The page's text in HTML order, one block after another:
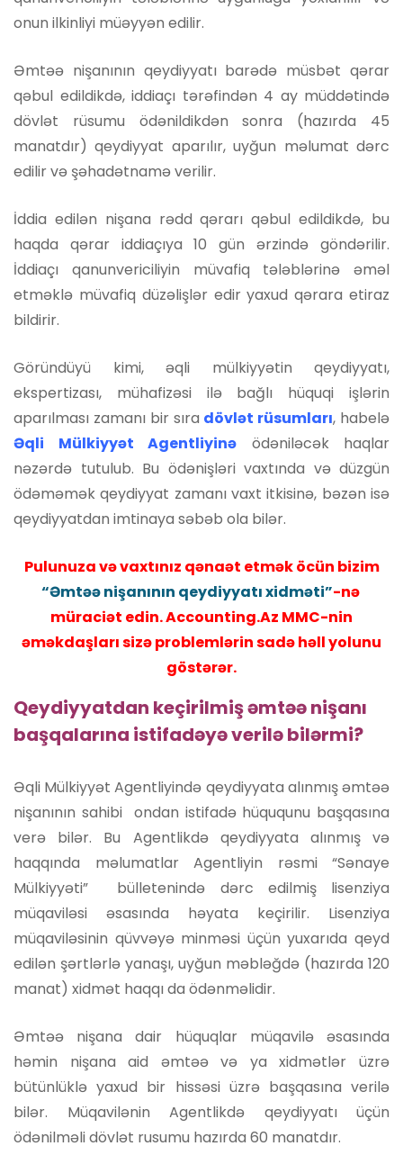
onun ilkinliyi müəyyən edilir.
Əmtəə nişanının qeydiyyatı barədə müsbət qərar
qəbul edildikdə, iddiaçı tərəfindən 4 ay müddətində
dövlət rüsumu ödənildikdən sonra (hazırda 45
manatdır) qeydiyyat aparılır, uyğun məlumat dərc
edilir və şəhadətnamə verilir.
İddia edilən nişana rədd qərarı qəbul edildikdə, bu
haqda qərar iddiaçıya 10 gün ərzində göndərilir.
İddiaçı qanunvericiliyin müvafiq tələblərinə əməl
etməklə müvafiq düzəlişlər edir yaxud qərara etiraz
bildirir.
Göründüyü kimi, əqli mülkiyyətin qeydiyyatı,
ekspertizası, mühafizəsi ilə bağlı hüquqi işlərin
aparılması zamanı bir sıra dövlət rüsumları, habelə
Əqli Mülkiyyət Agentliyinə
ödəniləcək haqlar
nəzərdə tutulub. Bu ödənişləri vaxtında və düzgün
ödəməmək qeydiyyat zamanı vaxt itkisinə, bəzən isə
qeydiyyatdan imtinaya səbəb ola bilər.
Pulunuza və vaxtınız qənaət etmək öcün bizim
“Əmtəə nişanının qeydiyyatı xidməti”-nə
müraciət edin. Accounting.Az MMC-nin
əməkdaşları sizə problemlərin sadə həll yolunu
göstərər.
Qeydiyyatdan keçirilmiş əmtəə nişanı
başqalarına istifadəyə verilə bilərmi?
Əqli Mülkiyyət Agentliyində qeydiyyata alınmış əmtəə
nişanının sahibi ondan istifadə hüququnu başqasına
verə bilər. Bu Agentlikdə qeydiyyata alınmış və
haqqında məlumatlar Agentliyin rəsmi “Sənaye
Mülkiyyəti” bülletenində dərc edilmiş lisenziya
müqaviləsi əsasında həyata keçirilir. Lisenziya
müqaviləsinin qüvvəyə minməsi üçün yuxarıda qeyd
edilən şərtlərlə yanaşı, uyğun məbləğdə (hazırda 120
manat) xidmət haqqı da ödənməlidir.
Əmtəə nişana dair hüquqlar müqavilə əsasında
həmin nişana aid əmtəə və ya xidmətlər üzrə
bütünlüklə yaxud bir hissəsi üzrə başqasına verilə
bilər. Müqavilənin Agentlikdə qeydiyyatı üçün
ödənilməli dövlət rusumu hazırda 60 manatdır.